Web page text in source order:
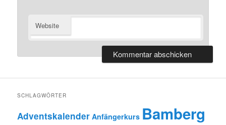
Website
SCHLAGWÖRTER
Adventskalender Anfängerkurs Bamberg